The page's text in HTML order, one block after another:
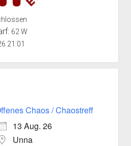
62 W
21:01
Chaos / Chaostreff
13 Aug. 26
Unna